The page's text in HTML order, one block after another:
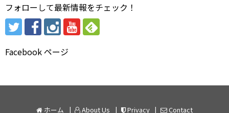
フォローして最新情報をチェック！
Facebook ページ
ホーム About Us Privacy Contact